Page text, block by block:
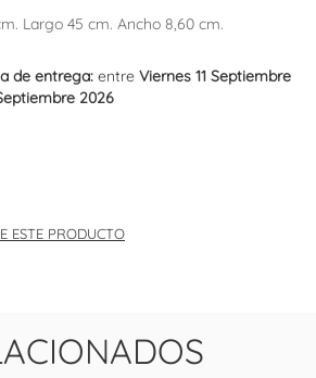
Largo 45 cm. Ancho 8,60 cm.
de entrega: entre Viernes 11 Septiembre
2026
ESTE PRODUCTO